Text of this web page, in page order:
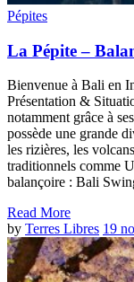
Pépites
La Pépite –
Bienvenue à Bali en
Présentation &
notamment grâce à
possède une grande
les rizières, les
traditionnels comme
balançoire : Bali
Read More
by Terres Libres 19